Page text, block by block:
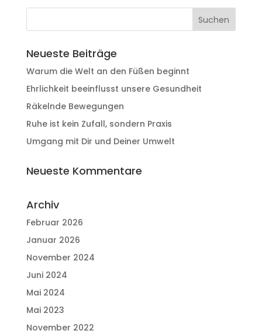
Neueste Beiträge
Warum die Welt an den Füßen beginnt
Ehrlichkeit beeinflusst unsere Gesundheit
Räkelnde Bewegungen
Ruhe ist kein Zufall, sondern Praxis
Umgang mit Dir und Deiner Umwelt
Neueste Kommentare
Archiv
Februar 2026
Januar 2026
November 2024
Juni 2024
Mai 2024
Mai 2023
November 2022